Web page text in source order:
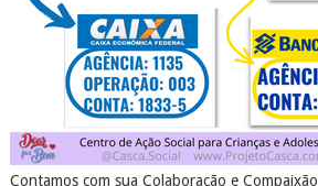
Contamos com sua Colaboração e Compaixão